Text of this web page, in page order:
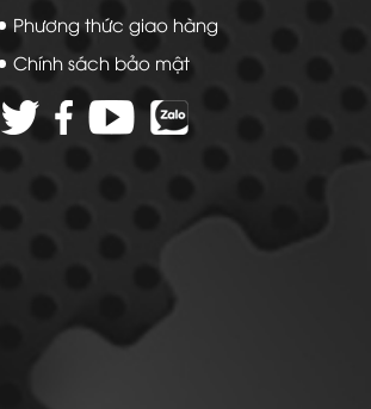
Phương thức giao hàng
Chính sách bảo mật